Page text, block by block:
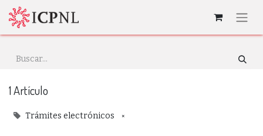
1 Artículo
Trámites electrónicos ×